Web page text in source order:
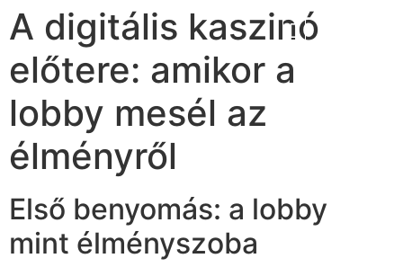
A digitális kaszinó
előtere: amikor a
lobby mesél az
élményről
Első benyomás: a lobby
mint élményszoba